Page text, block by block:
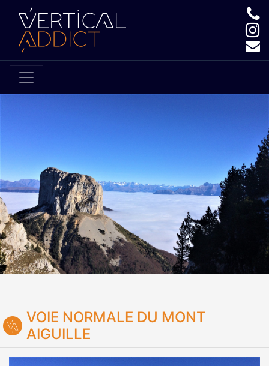
VOIE NORMALE DU MONT
AIGUILLE